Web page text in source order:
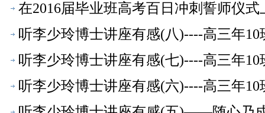
在2016届毕业班高考百日冲刺誓师仪
听李少玲博士讲座有感(八)----高三年
听李少玲博士讲座有感(七)----高三年
听李少玲博士讲座有感(六)----高三年